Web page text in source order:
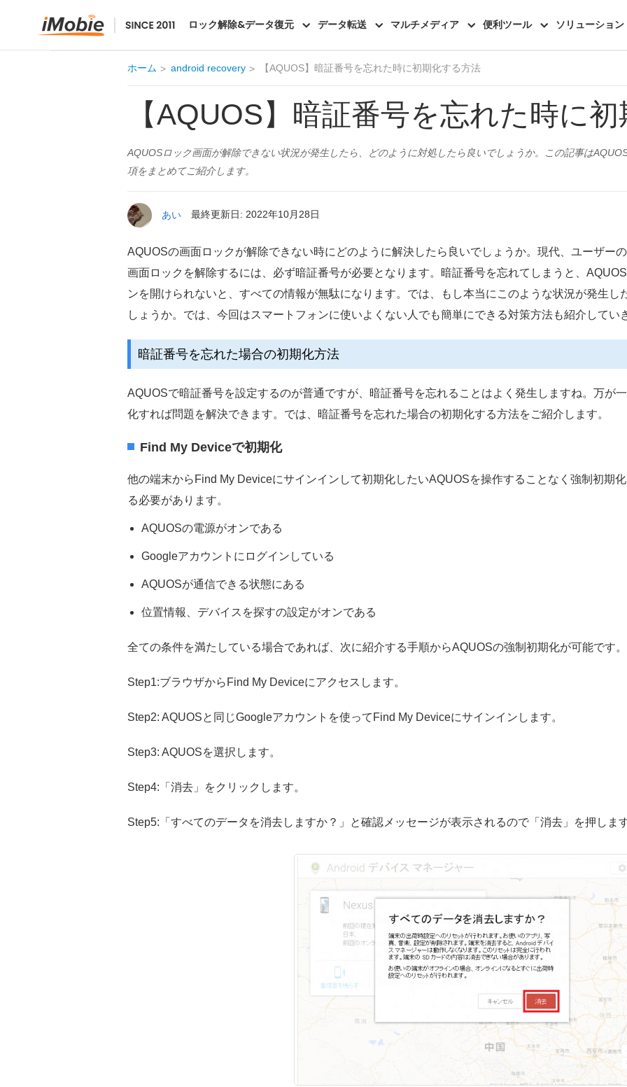
ロック解除&データ復元 データ転送 マルチメディア 便利ツール ソリューション
DroidKit 機能一覧 レビュー
ホーム android recovery 【AQUOS】暗証番号を忘れた時に初期化する方法
【AQUOS】暗証番号を忘れた時に
AQUOSロック画面が解除できない状況が発生したら、どのように対処したら良いでしょうか。この記事は
項をまとめてご紹介します。
あい 最終更新日: 2022年10月28日
AQUOSの画面ロックが解除できない時にどのように解決したら良いでしょうか。現代、ユーザー
画面ロックを解除するには、必ず暗証番号が必要となります。暗証番号を忘れてしまうと、
ンを開けられないと、すべての情報が無駄になります。では、もし本当にこのような状況が発生し
しょうか。では、今回はスマートフォンに使いよくない人でも簡単にできる対策方法も紹介してい
暗証番号を忘れた場合の初期化方法
AQUOSで暗証番号を設定するのが普通ですが、暗証番号を忘れることはよく発生しますね。万が
化すれば問題を解決できます。では、暗証番号を忘れた場合の初期化する方法をご紹介します。
Find My Deviceで初期化
他の端末からFind My Deviceにサインインして初期化したいAQUOSを操作することなく強制初期
る必要があります。
AQUOSの電源がオンである
Googleアカウントにログインしている
AQUOSが通信できる状態にある
位置情報、デバイスを探すの設定がオンである
全ての条件を満たしている場合であれば、次に紹介する手順からAQUOSの強制初期化が可能です。
Step1:ブラウザからFind My Deviceにアクセスします。
Step2: AQUOSと同じGoogleアカウントを使ってFind My Deviceにサインインします。
Step3: AQUOSを選択します。
Step4:「消去」をクリックします。
Step5:「すべてのデータを消去しますか？」と確認メッセージが表示されるので「消去」を押しま